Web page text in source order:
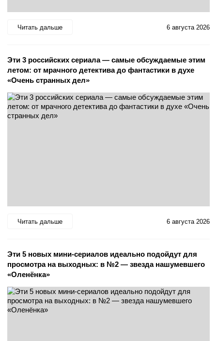
Читать дальше 6 августа 2026
Эти 3 российских сериала — самые обсуждаемые этим
летом: от мрачного детектива до фантастики в духе
«Очень странных дел»
Читать дальше 6 августа 2026
Эти 5 новых мини-сериалов идеально подойдут для
просмотра на выходных: в №2 — звезда нашумевшего
«Оленёнка»